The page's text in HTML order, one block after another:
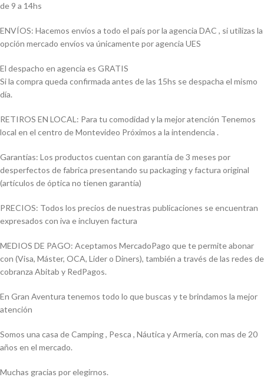
de 9 a 14hs
ENVÍOS: Hacemos envíos a todo el país por la agencia DAC , si utilizas la
opción mercado envíos va únicamente por agencia UES
El despacho en agencia es GRATIS
Si la compra queda confirmada antes de las 15hs se despacha el mismo
día.
RETIROS EN LOCAL: Para tu comodidad y la mejor atención Tenemos
local en el centro de Montevideo Próximos a la intendencia .
Garantías: Los productos cuentan con garantía de 3 meses por
desperfectos de fabrica presentando su packaging y factura original
(artículos de óptica no tienen garantía)
PRECIOS: Todos los precios de nuestras publicaciones se encuentran
expresados con iva e incluyen factura
MEDIOS DE PAGO: Aceptamos MercadoPago que te permite abonar
con (Visa, Máster, OCA, Lider o Diners), también a través de las redes de
cobranza Abitab y RedPagos.
En Gran Aventura tenemos todo lo que buscas y te brindamos la mejor
atención
Somos una casa de Camping , Pesca , Náutica y Armería, con mas de 20
años en el mercado.
Muchas gracias por elegirnos.